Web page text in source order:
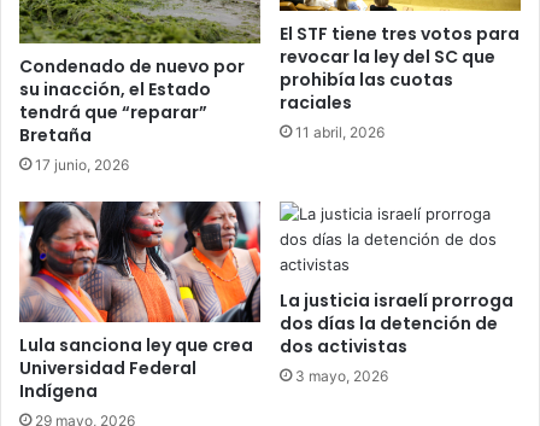
Condenado de nuevo por
su inacción, el Estado
tendrá que “reparar”
Bretaña
17 junio, 2026
El STF tiene tres votos para
revocar la ley del SC que
prohibía las cuotas
raciales
11 abril, 2026
Lula sanciona ley que crea
Universidad Federal
Indígena
29 mayo, 2026
La justicia israelí prorroga
dos días la detención de
dos activistas
3 mayo, 2026